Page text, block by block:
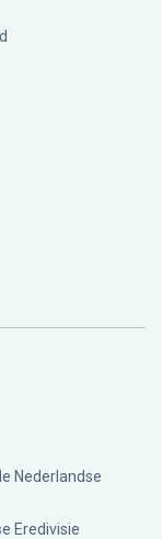
Nederlandse
Eredivisie